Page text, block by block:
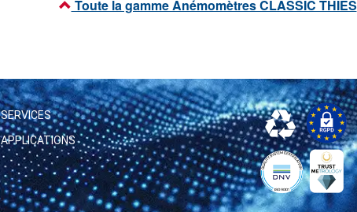
Toute la gamme Anémomètres CLASSIC THIES
SERVICES
APPLICATIONS